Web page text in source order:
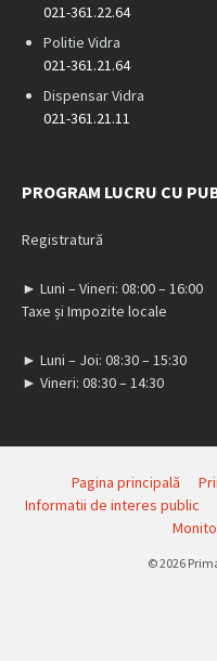
021-361.22.64
Politie Vidra
021-361.21.64
Dispensar Vidra
021-361.21.11
PROGRAM LUCRU CU
Registratură
► Luni – Vineri: 08:00 – 16:00
Taxe și Impozite locale
► Luni – Joi: 08:30 – 15:30
► Vineri: 08:30 – 14:30
Pagina principală
Informatii de interes public
© 2026